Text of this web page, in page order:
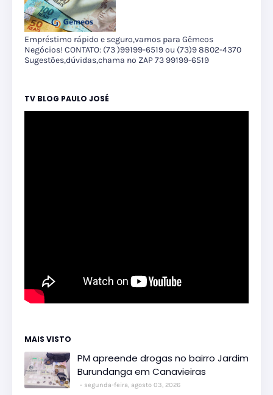
Empréstimo rápido e seguro,vamos para Gêmeos
Negócios! CONTATO: (73 )99199-6519 ou (73)9 8802-4370
Sugestões,dúvidas,chama no ZAP 73 99199-6519
TV BLOG PAULO JOSÉ
MAIS VISTO
PM apreende drogas no bairro Jardim
Burundanga em Canavieiras
segunda-feira, agosto 03, 2026